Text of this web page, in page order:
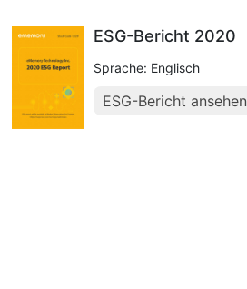
ESG-Bericht 2020
Sprache: Englisch
ESG-Bericht ansehen